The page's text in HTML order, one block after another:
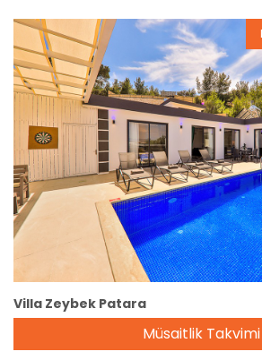
Rezervasyon
Villa Zeybek Patara
Müsaitlik Takvimi